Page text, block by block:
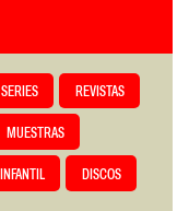
SERIES REVISTAS
MUESTRAS
INFANTIL DISCOS